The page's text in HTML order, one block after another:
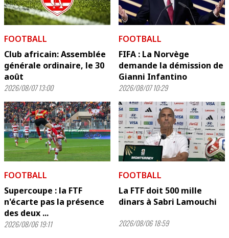
FOOTBALL
Club africain: Assemblée
générale ordinaire, le 30
août
2026/08/07 13:00
FOOTBALL
FIFA : La Norvège
demande la démission de
Gianni Infantino
2026/08/07 10:29
FOOTBALL
Supercoupe : la FTF
n'écarte pas la présence
des deux ...
2026/08/06 19:11
FOOTBALL
La FTF doit 500 mille
dinars à Sabri Lamouchi
2026/08/06 18:59